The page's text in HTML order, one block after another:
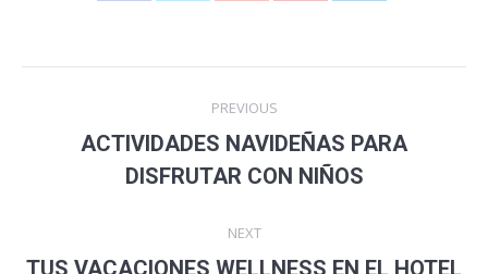
navigation
PREVIOUS
Previous
post:
ACTIVIDADES NAVIDEÑAS PARA
DISFRUTAR CON NIÑOS
NEXT
TUS VACACIONES WELLNESS EN EL HOTEL